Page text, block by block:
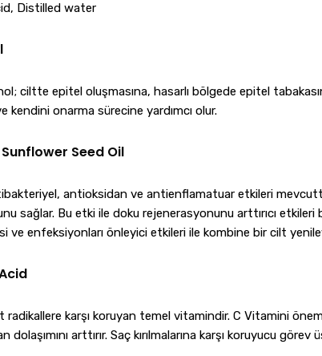
Distilled water
ciltte epitel oluşmasına, hasarlı bölgede epitel
kendini onarma sürecine yardımcı olur.
Seed Oil
antioksidan ve antienflamatuar etkileri
sağlar. Bu etki ile doku rejenerasyonunu arttırıcı
ve enfeksiyonları önleyici etkileri ile kombine bir cilt
radikallere karşı koruyan temel vitamindir. C Vitamini
dolaşımını arttırır. Saç kırılmalarına karşı koruyucu görev